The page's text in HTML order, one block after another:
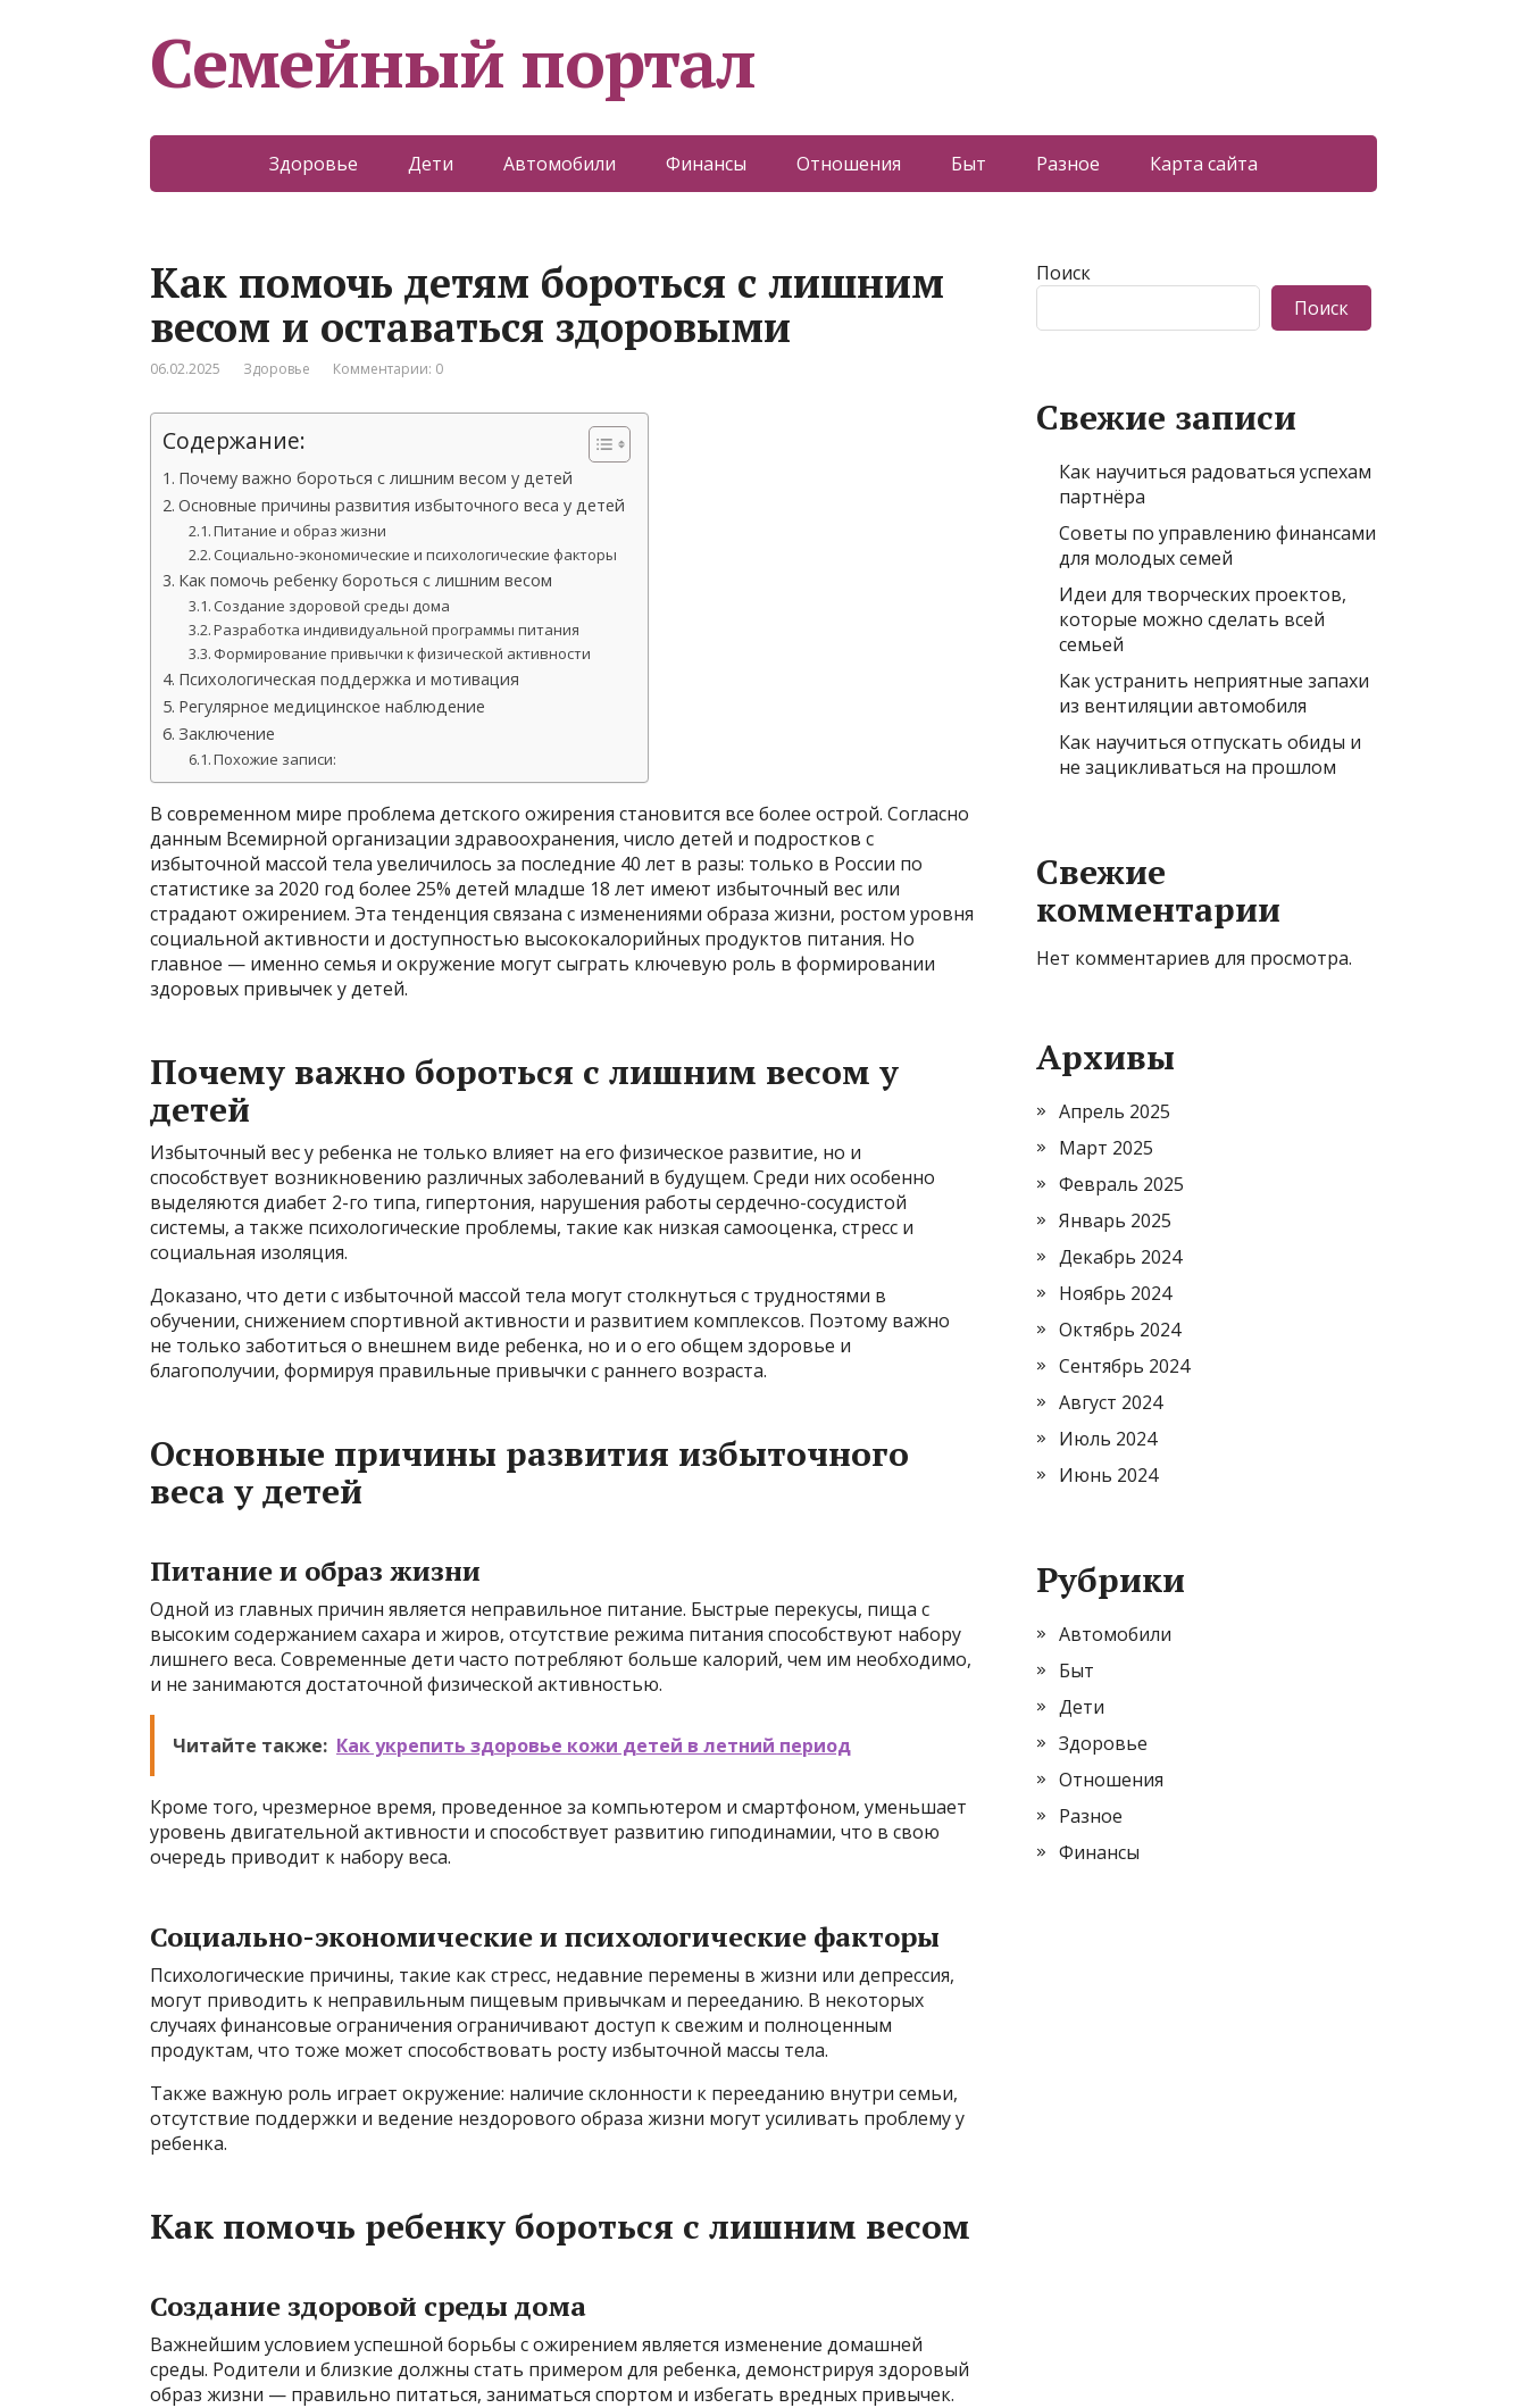
Семейный портал
Здоровье Дети Автомобили Финансы Отношения Быт Разное Карта сайта
Как помочь детям бороться с лишним
весом и оставаться здоровыми
06.02.2025 Здоровье Комментарии: 0
Содержание:
Почему важно бороться с лишним весом у детей
Основные причины развития избыточного веса у детей
Питание и образ жизни
Социально-экономические и психологические факторы
Как помочь ребенку бороться с лишним весом
Создание здоровой среды дома
Разработка индивидуальной программы питания
Формирование привычки к физической активности
Психологическая поддержка и мотивация
Регулярное медицинское наблюдение
Заключение
Похожие записи:
В современном мире проблема детского ожирения становится все более острой. Согласно
данным Всемирной организации здравоохранения, число детей и подростков с
избыточной массой тела увеличилось за последние 40 лет в разы: только в России по
статистике за 2020 год более 25% детей младше 18 лет имеют избыточный вес или
страдают ожирением. Эта тенденция связана с изменениями образа жизни, ростом уровня
социальной активности и доступностью высококалорийных продуктов питания. Но
главное — именно семья и окружение могут сыграть ключевую роль в формировании
здоровых привычек у детей.
Почему важно бороться с лишним весом у
детей
Избыточный вес у ребенка не только влияет на его физическое развитие, но и
способствует возникновению различных заболеваний в будущем. Среди них особенно
выделяются диабет 2-го типа, гипертония, нарушения работы сердечно-сосудистой
системы, а также психологические проблемы, такие как низкая самооценка, стресс и
социальная изоляция.
Доказано, что дети с избыточной массой тела могут столкнуться с трудностями в
обучении, снижением спортивной активности и развитием комплексов. Поэтому важно
не только заботиться о внешнем виде ребенка, но и о его общем здоровье и
благополучии, формируя правильные привычки с раннего возраста.
Основные причины развития избыточного
веса у детей
Питание и образ жизни
Одной из главных причин является неправильное питание. Быстрые перекусы, пища с
высоким содержанием сахара и жиров, отсутствие режима питания способствуют набору
лишнего веса. Современные дети часто потребляют больше калорий, чем им необходимо,
и не занимаются достаточной физической активностью.
Читайте также: Как укрепить здоровье кожи детей в летний период
Кроме того, чрезмерное время, проведенное за компьютером и смартфоном, уменьшает
уровень двигательной активности и способствует развитию гиподинамии, что в свою
очередь приводит к набору веса.
Социально-экономические и психологические факторы
Психологические причины, такие как стресс, недавние перемены в жизни или депрессия,
могут приводить к неправильным пищевым привычкам и перееданию. В некоторых
случаях финансовые ограничения ограничивают доступ к свежим и полноценным
продуктам, что тоже может способствовать росту избыточной массы тела.
Также важную роль играет окружение: наличие склонности к перееданию внутри семьи,
отсутствие поддержки и ведение нездорового образа жизни могут усиливать проблему у
ребенка.
Как помочь ребенку бороться с лишним весом
Создание здоровой среды дома
Важнейшим условием успешной борьбы с ожирением является изменение домашней
среды. Родители и близкие должны стать примером для ребенка, демонстрируя здоровый
образ жизни — правильно питаться, заниматься спортом и избегать вредных привычек.
Поиск
Поиск
Свежие записи
Как научиться радоваться успехам
партнёра
Советы по управлению финансами
для молодых семей
Идеи для творческих проектов,
которые можно сделать всей
семьей
Как устранить неприятные запахи
из вентиляции автомобиля
Как научиться отпускать обиды и
не зацикливаться на прошлом
Свежие
комментарии
Нет комментариев для просмотра.
Архивы
Апрель 2025
Март 2025
Февраль 2025
Январь 2025
Декабрь 2024
Ноябрь 2024
Октябрь 2024
Сентябрь 2024
Август 2024
Июль 2024
Июнь 2024
Рубрики
Автомобили
Быт
Дети
Здоровье
Отношения
Разное
Финансы